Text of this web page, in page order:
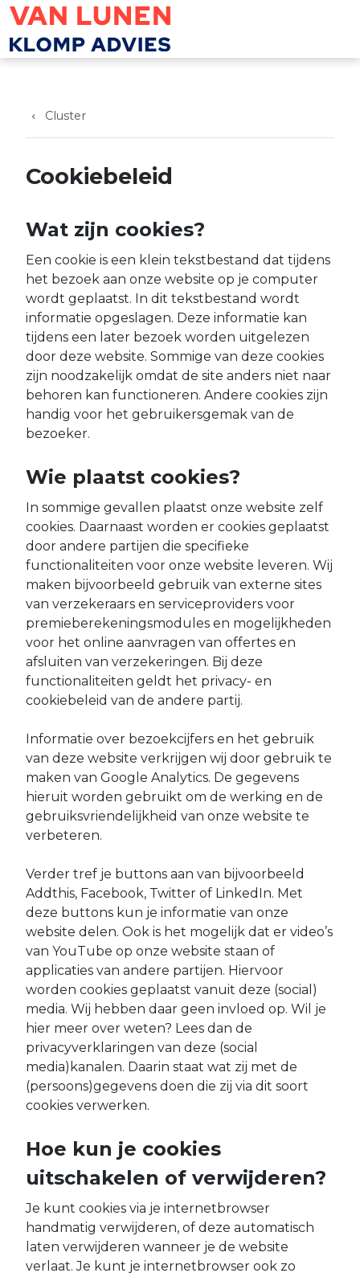
Overslaan en naar de inhoud gaan
Cluster
Cookiebeleid
Wat zijn cookies?
Een cookie is een klein tekstbestand dat tijdens
het bezoek aan onze website op je computer
wordt geplaatst. In dit tekstbestand wordt
informatie opgeslagen. Deze informatie kan
tijdens een later bezoek worden uitgelezen
door deze website. Sommige van deze cookies
zijn noodzakelijk omdat de site anders niet naar
behoren kan functioneren. Andere cookies zijn
handig voor het gebruikersgemak van de
bezoeker.
Wie plaatst cookies?
In sommige gevallen plaatst onze website zelf
cookies. Daarnaast worden er cookies geplaatst
door andere partijen die specifieke
functionaliteiten voor onze website leveren. Wij
maken bijvoorbeeld gebruik van externe sites
van verzekeraars en serviceproviders voor
premieberekeningsmodules en mogelijkheden
voor het online aanvragen van offertes en
afsluiten van verzekeringen. Bij deze
functionaliteiten geldt het privacy- en
cookiebeleid van de andere partij.
Informatie over bezoekcijfers en het gebruik
van deze website verkrijgen wij door gebruik te
maken van Google Analytics. De gegevens
hieruit worden gebruikt om de werking en de
gebruiksvriendelijkheid van onze website te
verbeteren.
Verder tref je buttons aan van bijvoorbeeld
Addthis, Facebook, Twitter of LinkedIn. Met
deze buttons kun je informatie van onze
website delen. Ook is het mogelijk dat er video’s
van YouTube op onze website staan of
applicaties van andere partijen. Hiervoor
worden cookies geplaatst vanuit deze (social)
media. Wij hebben daar geen invloed op. Wil je
hier meer over weten? Lees dan de
privacyverklaringen van deze (social
media)kanalen. Daarin staat wat zij met de
(persoons)gegevens doen die zij via dit soort
cookies verwerken.
Hoe kun je cookies
uitschakelen of verwijderen?
Je kunt cookies via je internetbrowser
handmatig verwijderen, of deze automatisch
laten verwijderen wanneer je de website
verlaat. Je kunt je internetbrowser ook zo